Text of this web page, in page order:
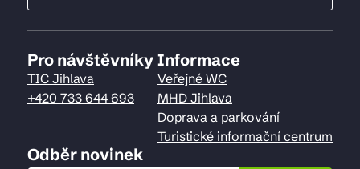
Pro návštěvníky
TIC Jihlava
+420 733 644 693
Informace
Veřejné WC
MHD Jihlava
Doprava a parkování
Turistické informační centrum
Odběr novinek